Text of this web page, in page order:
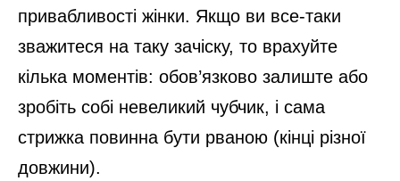
привабливості жінки. Якщо ви все-таки
зважитеся на таку зачіску, то врахуйте
кілька моментів: обов’язково залиште або
зробіть собі невеликий чубчик, і сама
стрижка повинна бути рваною (кінці різної
довжини).